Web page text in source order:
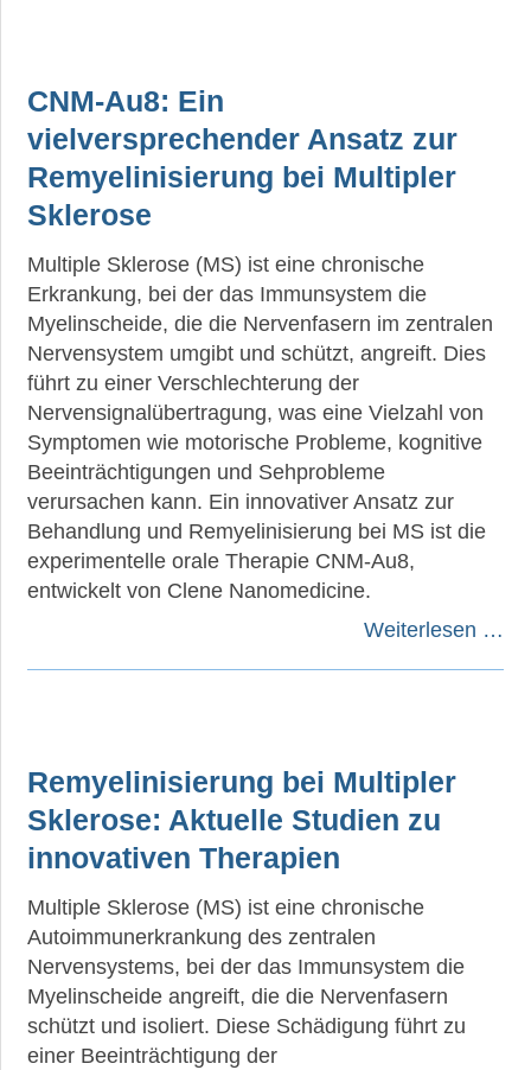
CNM-Au8: Ein
vielversprechender Ansatz zur
Remyelinisierung bei Multipler
Sklerose
Multiple Sklerose (MS) ist eine chronische
Erkrankung, bei der das Immunsystem die
Myelinscheide, die die Nervenfasern im zentralen
Nervensystem umgibt und schützt, angreift. Dies
führt zu einer Verschlechterung der
Nervensignalübertragung, was eine Vielzahl von
Symptomen wie motorische Probleme, kognitive
Beeinträchtigungen und Sehprobleme
verursachen kann. Ein innovativer Ansatz zur
Behandlung und Remyelinisierung bei MS ist die
experimentelle orale Therapie CNM-Au8,
entwickelt von Clene Nanomedicine.
Weiterlesen …
Remyelinisierung bei Multipler
Sklerose: Aktuelle Studien zu
innovativen Therapien
Multiple Sklerose (MS) ist eine chronische
Autoimmunerkrankung des zentralen
Nervensystems, bei der das Immunsystem die
Myelinscheide angreift, die die Nervenfasern
schützt und isoliert. Diese Schädigung führt zu
einer Beeinträchtigung der